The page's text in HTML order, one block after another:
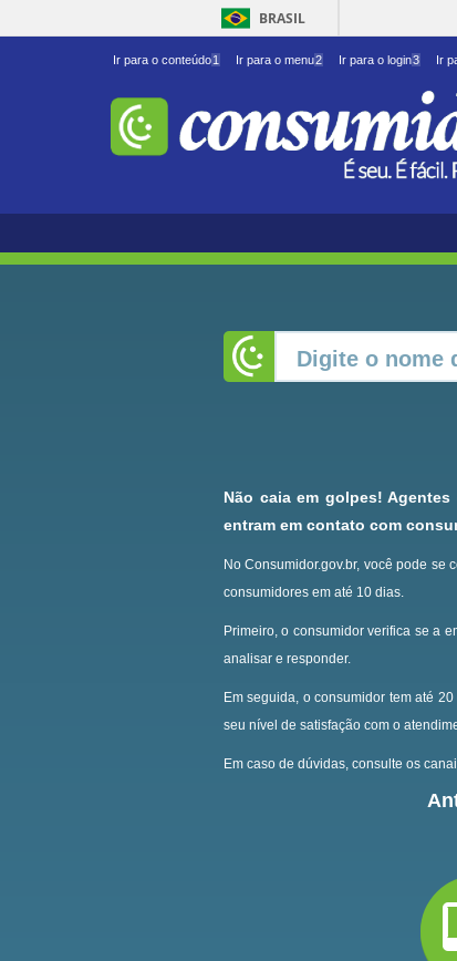
BRASIL
Ir para o conteúdo1 Ir para o menu2 Ir para o login3 Ir
Não caia em golpes!
entram em contato com
No Consumidor.gov.br, você pode
consumidores em até 10 dias.
Primeiro, o consumidor verifica se a
analisar e responder.
Em seguida, o consumidor tem até
seu nível de satisfação com o
Em caso de dúvidas, consulte os